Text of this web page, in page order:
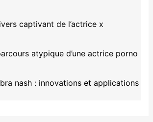
captivant de l’actrice x
atypique d’une actrice porno
nash : innovations et applications